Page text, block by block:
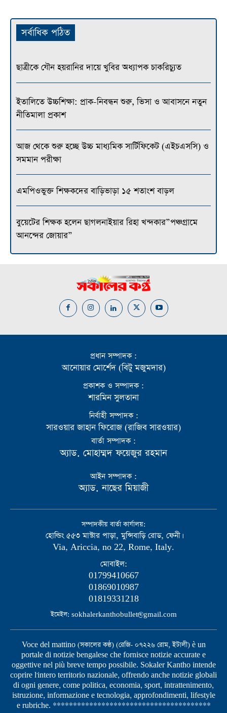
সর্বাধিক পঠিত
ছাত্রীকে যৌন হয়রানির দায়ে খুবির অধ্যাপক চাকরিচ্যুত
ইতালিতে উচ্চশিক্ষা: প্রাক-নিবন্ধন শুরু, ভিসা ও আবাসনে নতুন
নীতিমালা প্রকাশ
আজ থেকে শুরু হচ্ছে উচ্চ মাধ্যমিক সার্টিফিকেট (এইচএসসি) ও
সমমান পরীক্ষা
এমপিওভুক্ত শিক্ষকদের বাড়িভাড়া ১৫ শতাংশ বাড়ল
বুয়েটের শিক্ষক হলেন ছাগলনাইয়ার রিহা খন্দকার”পঞ্চগ্রামে
আনন্দের জোয়ার”
প্রধান সম্পাদক :
আনোয়ার মোর্শেদ (বিটু মজুমদার)
প্রকাশক ও সম্পাদক :
শারমিন সুলতানা
নির্বাহী সম্পাদক :
সারওয়ার জাহান ফিরোজ (রাজিব সারওয়ার)
বার্তা সম্পাদক :
অ্যাড. মোহাম্মদ ফয়েজুর রহমান
আইন সম্পাদক :
অ্যাড. নাছের মিয়াজী
সম্পাদকীয় বার্তা কার্যালয়:
হোল্ডিং ৫৫৩ মাস্টার পাড়া, মুন্সিবাড়ি রোড, ফেনী।
Via, Ariccia, no 22, Rome, Italy.
মোবাইল:
01799410667
01869010987
01819331218
ইমেইল: sokhalerkanthobullet@gmail.com
Voce del mattino (সকালের কণ্ঠ) (রেজি- ০৭২২৬ রোম, ইটালী) è un
portale di notizie bengalese che fornisce notizie accurate e
oggettive nel più breve tempo possibile. Sokaler Kantho intende
coprire l'intero territorio nazionale, offrendo anche notizie globali
di ogni genere, come politica, economia, sport, intrattenimento,
istruzione, informazione e tecnologia, approfondimenti, lifestyle
e rubriche. ***************************************